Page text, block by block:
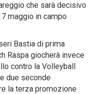
che sarà decisivo
maggio in campo
Bastia di prima
Raspa giocherà invece
contro la Volleyball
due seconde
la terza promozione